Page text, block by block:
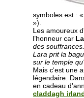
symboles est :
»).
Les amoureux
l'honneur car
des
Lara prit la
sur le temple
Mais c'est une
légendaire.
en cadeau
claddagh